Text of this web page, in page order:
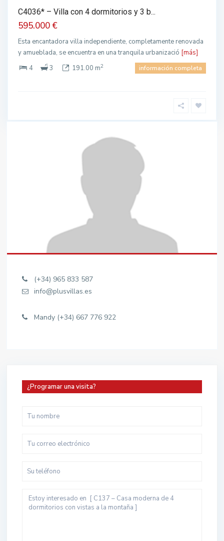
C4036* – Villa con 4 dormitorios y 3 b...
595.000 €
Esta encantadora villa independiente, completamente renovada
y amueblada, se encuentra en una tranquila urbanizació [más]
4
3 191.00 m2 información completa
(+34) 965 833 587
info@plusvillas.es
Mandy (+34) 667 776 922
¿Programar una visita?